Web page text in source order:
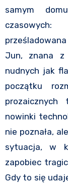
samym
Jun, znana z
nudnych jak
początku
nowinki
nie poznała,
sytuacja, w
zapobiec
Gdy to się